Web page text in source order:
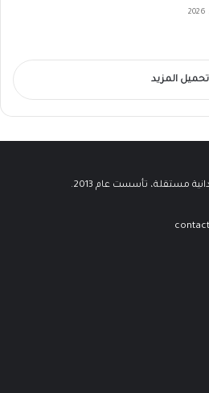
تحميل المزيد
مستقلة، تأسست عام 2013.